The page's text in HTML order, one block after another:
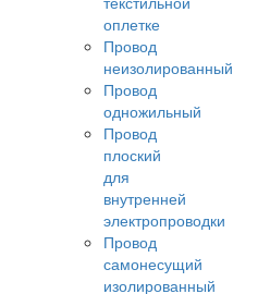
оплетке
Провод
неизолированный
Провод
одножильный
Провод
плоский
для
внутренней
электропроводки
Провод
самонесущий
изолированный